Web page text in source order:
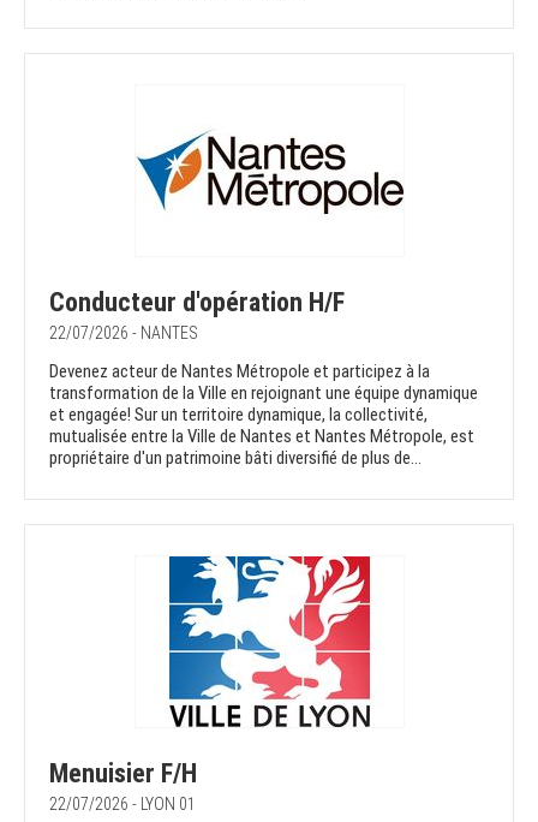
Conducteur d'opération H/F
22/07/2026 - NANTES
Devenez acteur de Nantes Métropole et participez à la
transformation de la Ville en rejoignant une équipe dynamique
et engagée! Sur un territoire dynamique, la collectivité,
mutualisée entre la Ville de Nantes et Nantes Métropole, est
propriétaire d'un patrimoine bâti diversifié de plus de...
Menuisier F/H
22/07/2026 - LYON 01